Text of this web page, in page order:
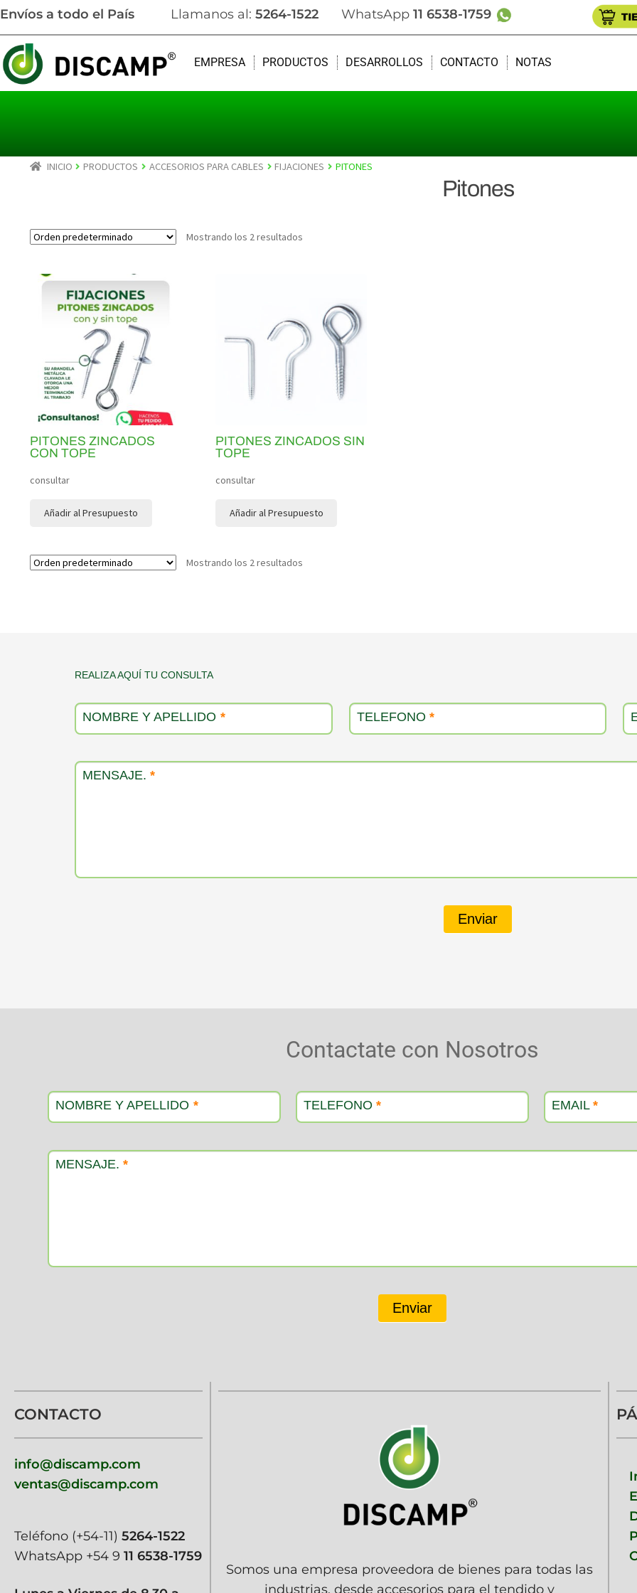
Envíos a todo el País Llamanos al: 5264-1522 WhatsApp 11 6538-1759
EMPRESA PRODUCTOS DESARROLLOS CONTACTO NOTAS
INICIO PRODUCTOS ACCESORIOS PARA CABLES FIJACIONES PITONES
Pitones
Mostrando los 2 resultados
PITONES ZINCADOS
CON TOPE
consultar
Añadir al Presupuesto
PITONES ZINCADOS SIN
TOPE
consultar
Añadir al Presupuesto
Mostrando los 2 resultados
Contacto
REALIZA AQUÍ TU CONSULTA
NOMBRE Y APELLIDO * TELEFONO *
MENSAJE. *
Enviar
Contactate con Nosotros
producto
NOMBRE Y APELLIDO * TELEFONO * EMAIL *
MENSAJE. *
Enviar
CONTACTO
info@discamp.com
ventas@discamp.com
Teléfono (+54-11) 5264-1522
WhatsApp +54 9 11 6538-1759
Somos una empresa proveedora de bienes para todas las
industrias, desde accesorios para el tendido y